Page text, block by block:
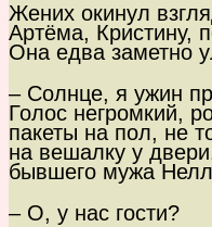
Жених окинул
Артёма, Кристину,
Она едва заметно
– Солнце, я ужин
Голос негромкий,
пакеты на пол, не
на вешалку у
бывшего мужа
– О, у нас гости?